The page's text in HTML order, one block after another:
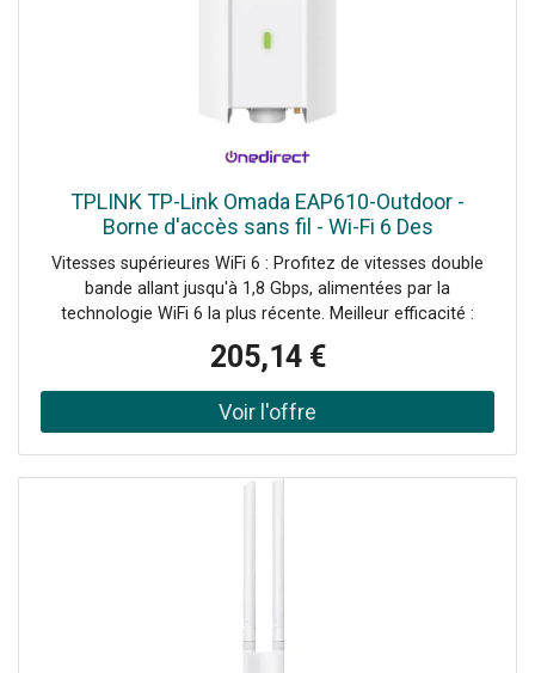
TPLINK TP-Link Omada EAP610-Outdoor -
Borne d'accès sans fil - Wi-Fi 6 Des
performances de pointe, une couverture
étendue et une gestion simplifiée grâce à
Vitesses supérieures WiFi 6 : Profitez de vitesses double
bande allant jusqu'à 1,8 Gbps, alimentées par la
technologie WiFi 6 la plus récente. Meilleur efficacité :
nombre de dispositifs, avec moins de latence, grâce à la
technologie OFDMA et MU-MIMO. Large couverture : Doté
d'un amplificateur haute puissance dédié et d'antennes
professionnelles, avec une coque résistante aux
Demander un audit de connectivité !
205,14 €